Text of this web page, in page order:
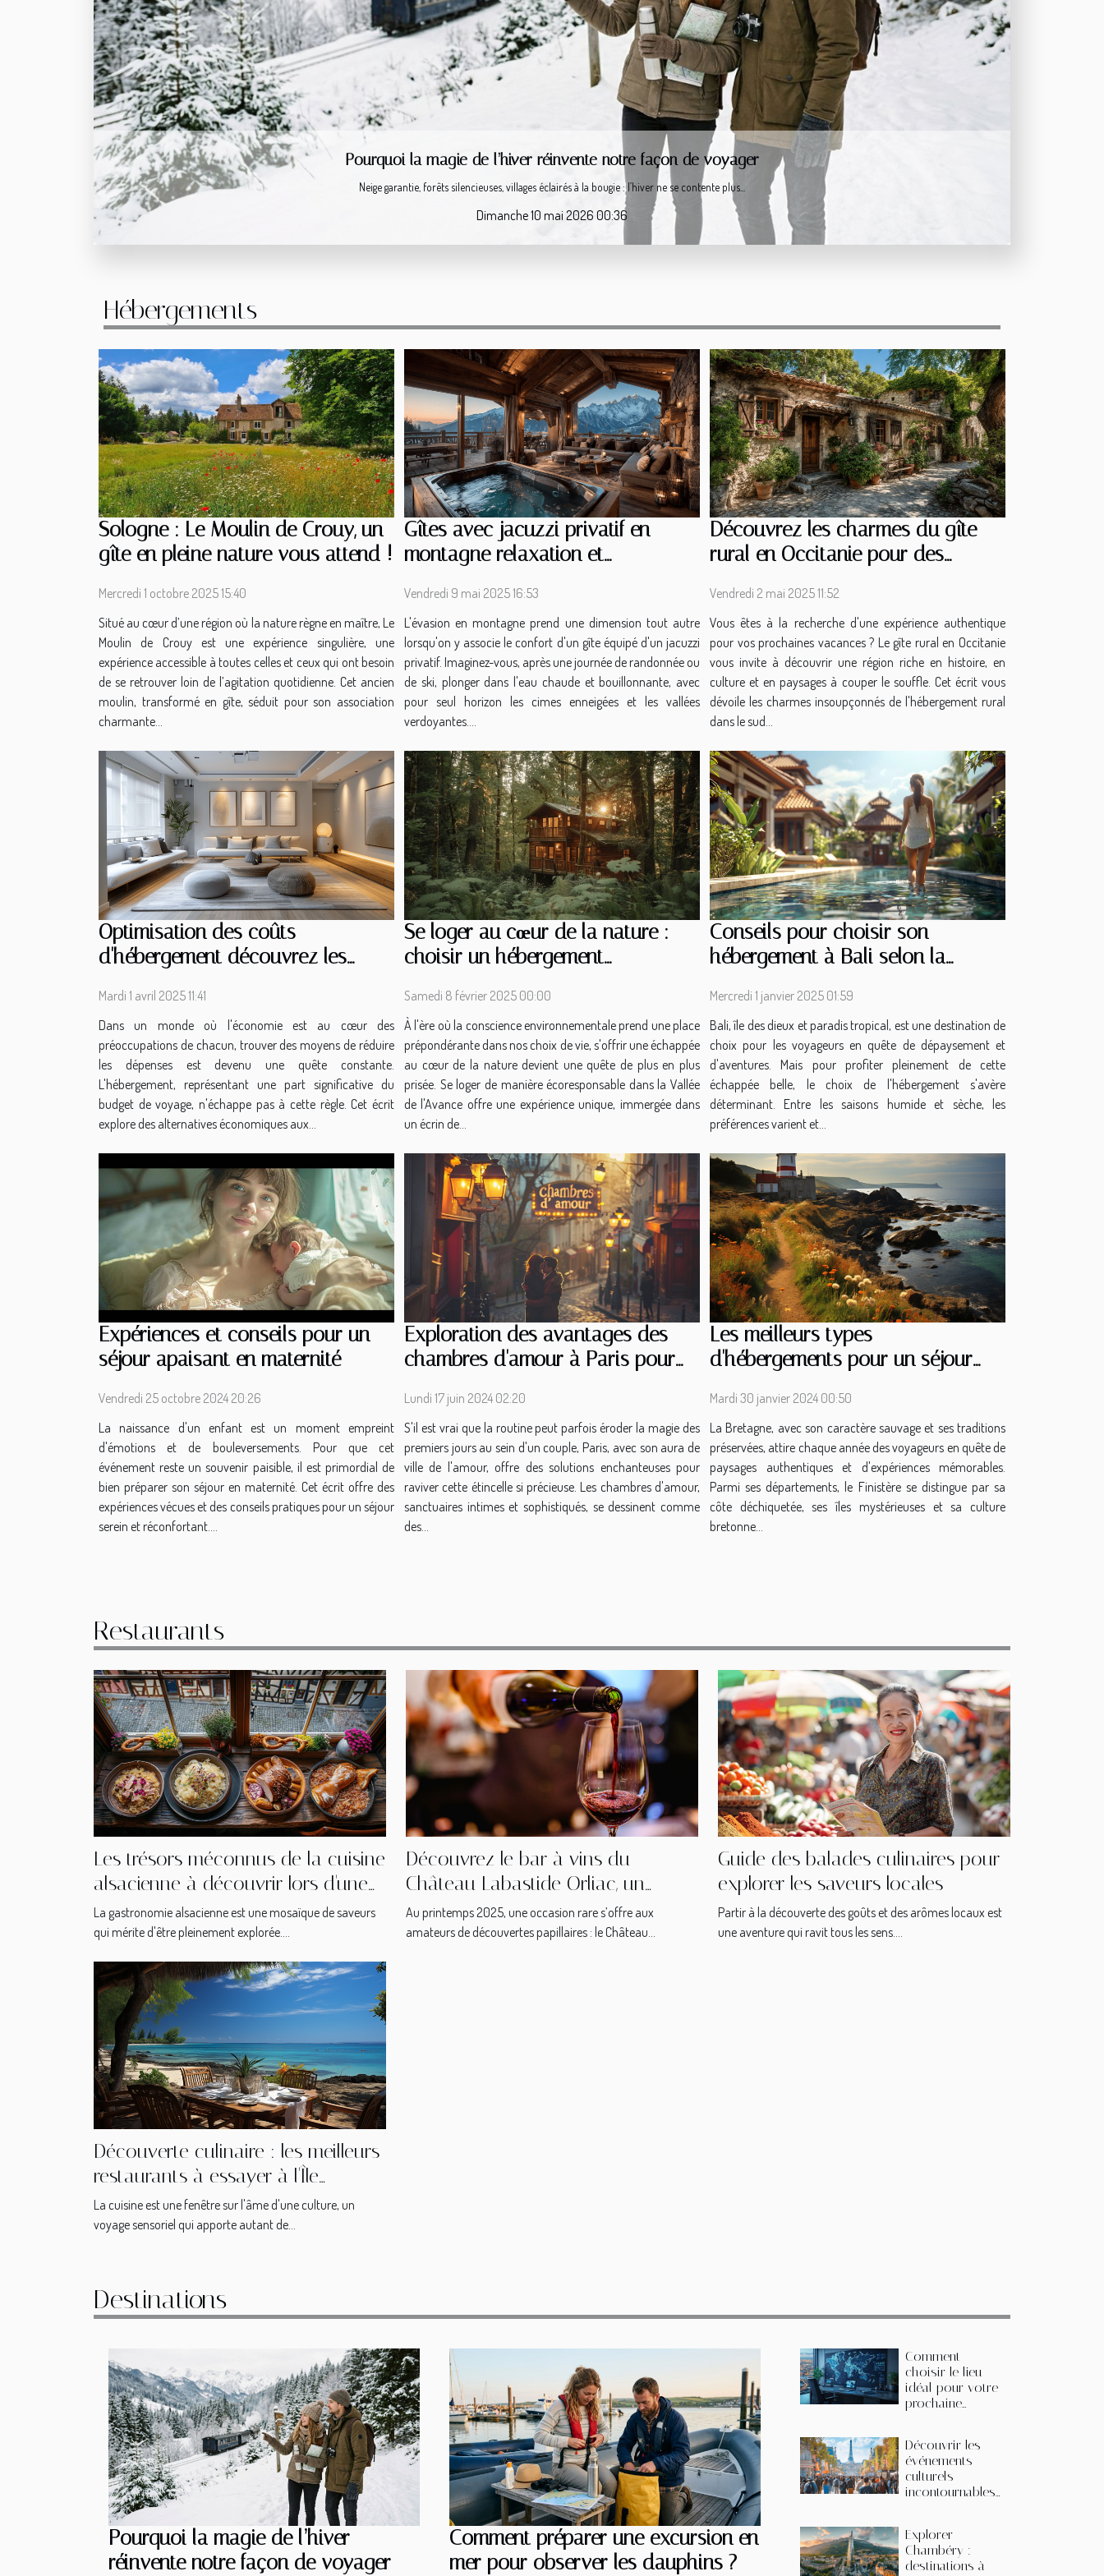
Comment préparer une excursion en mer pour observer les dauphins ?
Préparer une excursion en mer pour observer les dauphins est une expérience inoubliable, riche en...
Samedi 18 avril 2026 09:40
Hébergements
Sologne : Le Moulin de Crouy, un
gîte en pleine nature vous attend !
Mercredi 1 octobre 2025 15:40
Situé au cœur d’une région où la nature règne en maître, Le
Moulin de Crouy est une expérience singulière, une
expérience accessible à toutes celles et ceux qui ont besoin
de se retrouver loin de l’agitation quotidienne. Cet ancien
moulin, transformé en gîte, séduit pour son association
charmante...
Gîtes avec jacuzzi privatif en
montagne relaxation et
Vendredi 9 mai 2025 16:53
L'évasion en montagne prend une dimension tout autre
lorsqu'on y associe le confort d'un gîte équipé d'un jacuzzi
privatif. Imaginez-vous, après une journée de randonnée ou
de ski, plonger dans l'eau chaude et bouillonnante, avec
pour seul horizon les cimes enneigées et les vallées
verdoyantes....
Découvrez les charmes du gîte
rural en Occitanie pour des
Vendredi 2 mai 2025 11:52
Vous êtes à la recherche d'une expérience authentique
pour vos prochaines vacances ? Le gîte rural en Occitanie
vous invite à découvrir une région riche en histoire, en
culture et en paysages à couper le souffle. Cet écrit vous
dévoile les charmes insoupçonnés de l'hébergement rural
dans le sud...
Optimisation des coûts
d'hébergement découvrez les
hôtels traditionnels
Mardi 1 avril 2025 11:41
Dans un monde où l'économie est au cœur des
préoccupations de chacun, trouver des moyens de réduire
les dépenses est devenu une quête constante.
L'hébergement, représentant une part significative du
budget de voyage, n'échappe pas à cette règle. Cet écrit
explore des alternatives économiques aux...
Se loger au cœur de la nature :
choisir un hébergement
l'Avance
Samedi 8 février 2025 00:00
À l'ère où la conscience environnementale prend une place
prépondérante dans nos choix de vie, s'offrir une échappée
au cœur de la nature devient une quête de plus en plus
prisée. Se loger de manière écoresponsable dans la Vallée
de l'Avance offre une expérience unique, immergée dans
un écrin de...
Conseils pour choisir son
hébergement à Bali selon la
Mercredi 1 janvier 2025 01:59
Bali, île des dieux et paradis tropical, est une destination de
choix pour les voyageurs en quête de dépaysement et
d'aventures. Mais pour profiter pleinement de cette
échappée belle, le choix de l'hébergement s'avère
déterminant. Entre les saisons humide et sèche, les
préférences varient et...
Expériences et conseils pour un
séjour apaisant en maternité
Vendredi 25 octobre 2024 20:26
La naissance d'un enfant est un moment empreint
d'émotions et de bouleversements. Pour que cet
événement reste un souvenir paisible, il est primordial de
bien préparer son séjour en maternité. Cet écrit offre des
expériences vécues et des conseils pratiques pour un séjour
serein et réconfortant....
Exploration des avantages des
chambres d'amour à Paris pour
Lundi 17 juin 2024 02:20
S'il est vrai que la routine peut parfois éroder la magie des
premiers jours au sein d'un couple, Paris, avec son aura de
ville de l'amour, offre des solutions enchanteuses pour
raviver cette étincelle si précieuse. Les chambres d'amour,
sanctuaires intimes et sophistiqués, se dessinent comme
des...
Les meilleurs types
d'hébergements pour un séjour
Mardi 30 janvier 2024 00:50
La Bretagne, avec son caractère sauvage et ses traditions
préservées, attire chaque année des voyageurs en quête de
paysages authentiques et d'expériences mémorables.
Parmi ses départements, le Finistère se distingue par sa
côte déchiquetée, ses îles mystérieuses et sa culture
bretonne...
Restaurants
Les trésors méconnus de la cuisine
alsacienne à découvrir lors d'une
visite de la région
La gastronomie alsacienne est une mosaïque de saveurs
qui mérite d'être pleinement explorée....
Découvrez le bar à vins du
Château Labastide Orliac, un
concept éphémère au cœur des
vignes
Au printemps 2025, une occasion rare s’offre aux
amateurs de découvertes papillaires : le Château...
Guide des balades culinaires pour
explorer les saveurs locales
Partir à la découverte des goûts et des arômes locaux est
une aventure qui ravit tous les sens....
Découverte culinaire : les meilleurs
restaurants à essayer à l'Île
Maurice
La cuisine est une fenêtre sur l'âme d'une culture, un
voyage sensoriel qui apporte autant de...
Destinations
Pourquoi la magie de l’hiver
réinvente notre façon de voyager
Comment préparer une excursion en
mer pour observer les dauphins ?
Comment
choisir le lieu
idéal pour votre
prochaine
Découvrir les
événements
culturels
incontournables
Explorer
Chambéry :
destinations à